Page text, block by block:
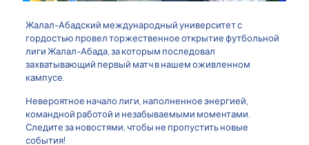
Жалал-Абадский международный университет с
гордостью провел торжественное открытие футбольной
лиги Жалал-Абада, за которым последовал
захватывающий первый матч в нашем оживленном
кампусе.
Невероятное начало лиги, наполненное энергией,
командной работой и незабываемыми моментами.
Следите за новостями, чтобы не пропустить новые
события!